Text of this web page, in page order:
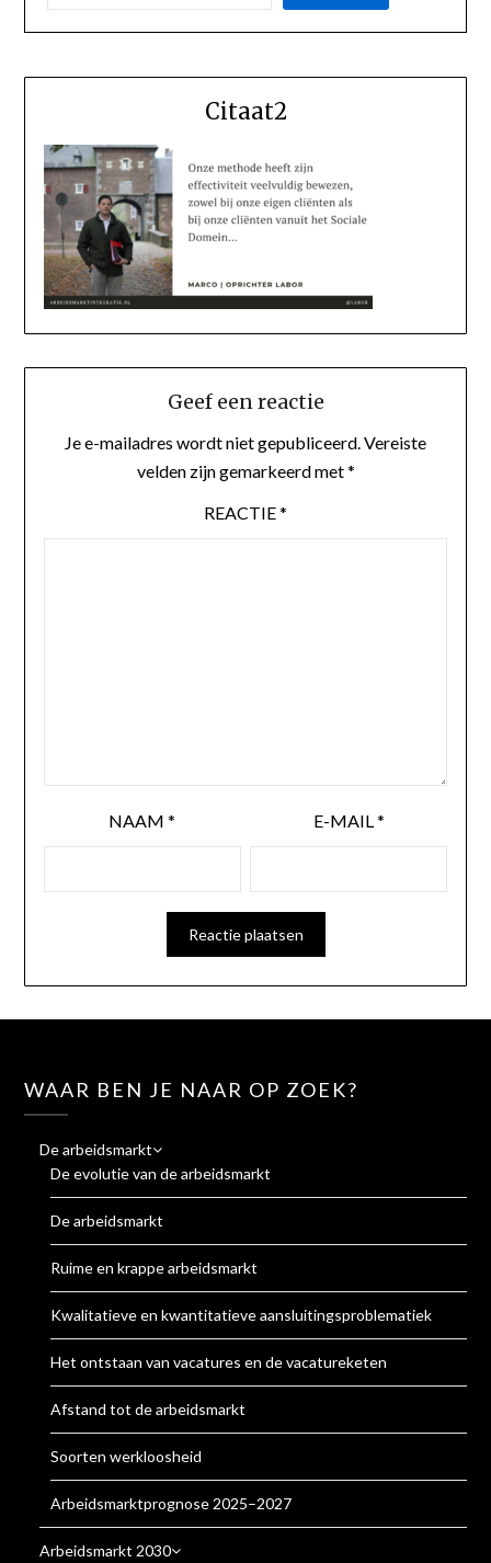
Citaat2
Geef een reactie
Je e-mailadres wordt niet gepubliceerd. Vereiste
velden zijn gemarkeerd met*
REACTIE*
NAAM* E-MAIL *
WAAR BEN JE NAAR OP ZOEK?
De arbeidsmarkt
De evolutie van de arbeidsmarkt
De arbeidsmarkt
Ruime en krappe arbeidsmarkt
Kwalitatieve en kwantitatieve aansluitingsproblematiek
Het ontstaan van vacatures en de vacatureketen
Afstand tot de arbeidsmarkt
Soorten werkloosheid
Arbeidsmarktprognose 2025–2027
Arbeidsmarkt 2030